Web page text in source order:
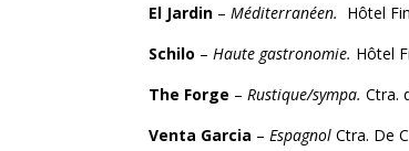
El Jardin –Méditerranéen. Hôtel
Schilo – Haute gastronomie. Hôtel
The Forge – Rustique/sympa.Ctra.
Venta Garcia – EspagnolCtra. De